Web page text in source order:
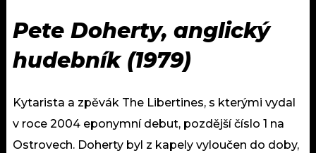
Pete Doherty, anglický
hudebník (1979)
Kytarista a zpěvák The Libertines, s kterými vydal
v roce 2004 eponymní debut, pozdější číslo 1 na
Ostrovech. Doherty byl z kapely vyloučen do doby,